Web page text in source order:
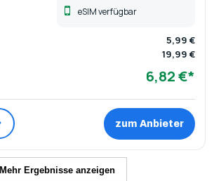
eSIM verfügbar
5,99 €
19,99 €
6,82 €*
zum Anbieter
Mehr Ergebnisse anzeigen